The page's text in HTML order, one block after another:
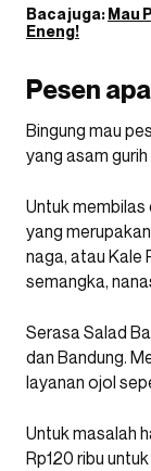
Baca juga:Mau
Eneng!
Pesen
Bingung mau
yang asam
Untuk membilas
yang
naga, atau Kale
semangka,
Serasa Salad
dan Bandung.
layanan ojol
Untuk masalah
Rp120 ribu